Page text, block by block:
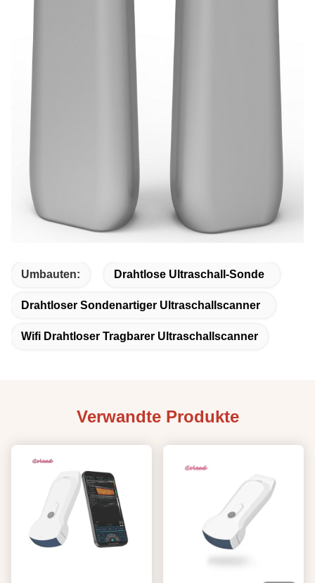
Umbauten: Drahtlose Ultraschall-Sonde
Drahtloser Sondenartiger Ultraschallscanner
Wifi Drahtloser Tragbarer Ultraschallscanner
Verwandte Produkte